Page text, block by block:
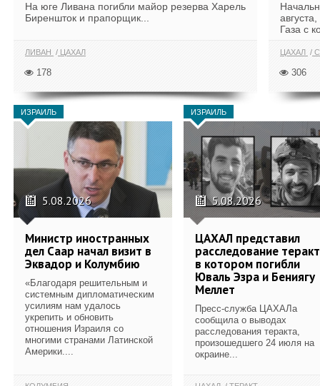
На юге Ливана погибли майор резерва Харель
Биреншток и прапорщик...
ЛИВАН ЦАХАЛ
178
Газа с
ЦАХАЛ
306
ИЗРАИЛЬ
5.08.2026
Министр иностранных
дел Саар начал визит в
Эквадор и Колумбию
«Благодаря решительным и
системным дипломатическим
усилиям нам удалось
укрепить и обновить
отношения Израиля со
многими странами Латинской
Америки....
ИЗРАИЛЬ
5.08.2026
ЦАХАЛ представил
расследование
в котором погибли
Юваль Эзра и Бениягу
Меллет
Пресс-служба ЦАХАЛа
сообщила о выводах
расследования теракта,
произошедшего 24 июля на
окраине...